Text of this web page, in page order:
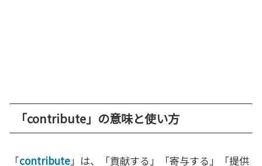
「contribute」の意味と使い方
「contribute」は、「貢献する」「寄与する」「提供